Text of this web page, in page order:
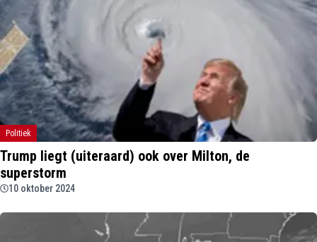
Politiek
Trump liegt (uiteraard) ook over Milton, de
superstorm
10 oktober 2024